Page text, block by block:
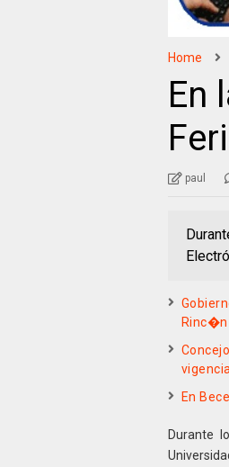
Home
En
paul
Rinc�n
En
Durante